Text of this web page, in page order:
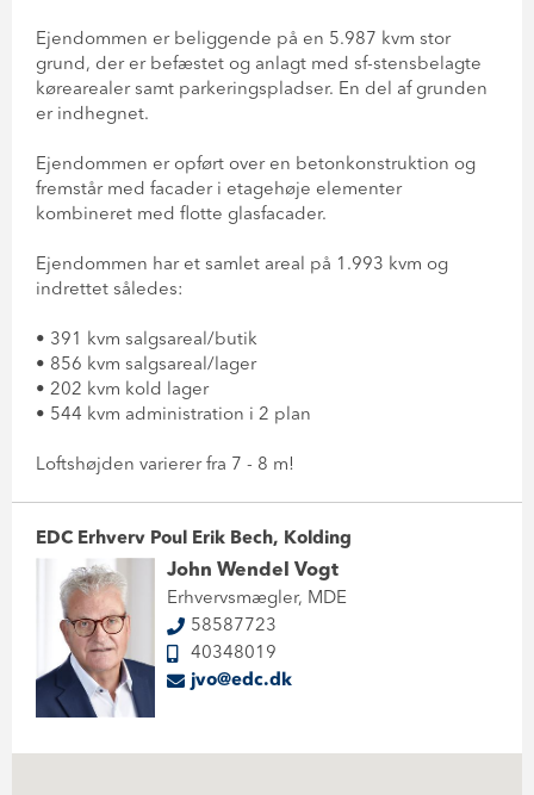
Ejendommen er beliggende på en 5.987 kvm stor
grund, der er befæstet og anlagt med sf-stensbelagte
kørearealer samt parkeringspladser. En del af grunden
er indhegnet.
Ejendommen er opført over en betonkonstruktion og
fremstår med facader i etagehøje elementer
kombineret med flotte glasfacader.
Ejendommen har et samlet areal på 1.993 kvm og
indrettet således:
• 391 kvm salgsareal/butik
• 856 kvm salgsareal/lager
• 202 kvm kold lager
• 544 kvm administration i 2 plan
Loftshøjden varierer fra 7 - 8 m!
EDC Erhverv Poul Erik Bech, Kolding
John Wendel Vogt
Erhvervsmægler, MDE
58587723
40348019
jvo@edc.dk